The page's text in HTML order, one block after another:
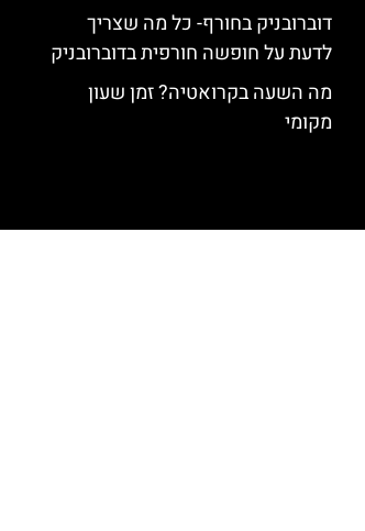
דוברובניק בחורף- כל מה שצריך
לדעת על חופשה חורפית בדוברובניק
מה השעה בקרואטיה? זמן שעון
מקומי